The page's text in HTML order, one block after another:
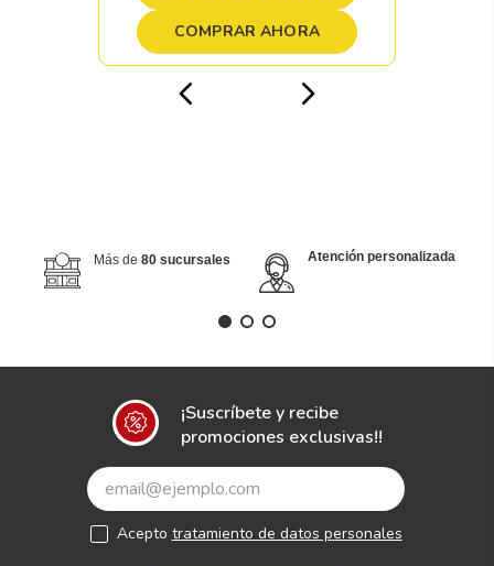
COMPRAR AHORA
Más de 80 sucursales Atención personalizada
¡Suscríbete y recibe
promociones exclusivas!!
Acepto tratamiento de datos personales